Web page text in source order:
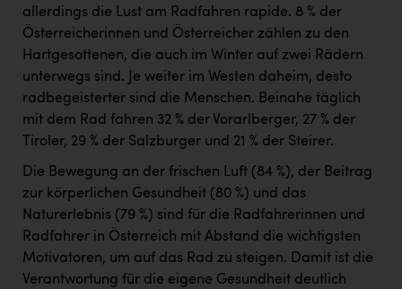
allerdings die Lust am Radfahren rapide. 8 % der
Österreicherinnen und Österreicher zählen zu den
Hartgesottenen, die auch im Winter auf zwei Rädern
unterwegs sind. Je weiter im Westen daheim, desto
radbegeisterter sind die Menschen. Beinahe täglich
mit dem Rad fahren 32 % der Vorarlberger, 27 % der
Tiroler, 29 % der Salzburger und 21 % der Steirer.
Die Bewegung an der frischen Luft (84 %), der Beitrag
zur körperlichen Gesundheit (80 %) und das
Naturerlebnis (79 %) sind für die Radfahrerinnen und
Radfahrer in Österreich mit Abstand die wichtigsten
Motivatoren, um auf das Rad zu steigen. Damit ist die
Verantwortung für die eigene Gesundheit deutlich